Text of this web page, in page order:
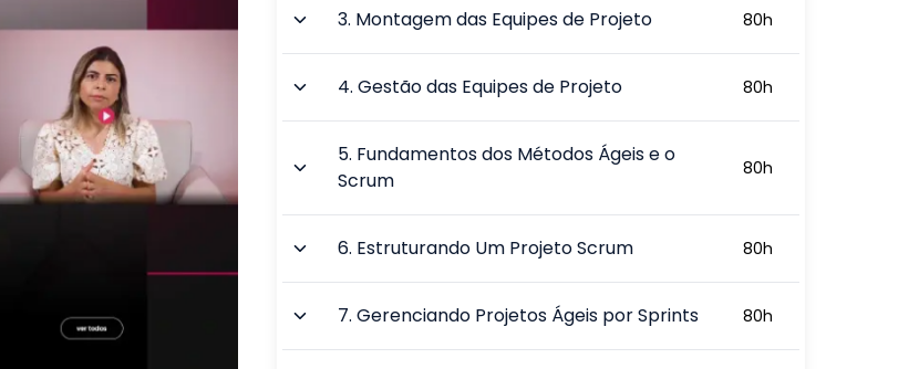
3. Montagem das Equipes de Projeto 80h
4.Gestão das Equipes de Projeto 80h
5. Fundamentos dos Métodos Ágeis e o
Scrum
80h
6. Estruturando Um Projeto Scrum 80h
7.Gerenciando Projetos Ágeis por Sprints 80h